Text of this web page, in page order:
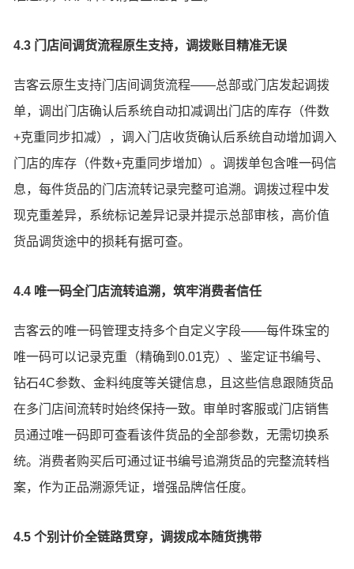
4.3 门店间调货流程原生支持，调拨账目精准无误
吉客云原生支持门店间调货流程——总部或门店发起调拨
单，调出门店确认后系统自动扣减调出门店的库存（件数
+克重同步扣减），调入门店收货确认后系统自动增加调入
门店的库存（件数+克重同步增加）。调拨单包含唯一码信
息，每件货品的门店流转记录完整可追溯。调拨过程中发
现克重差异，系统标记差异记录并提示总部审核，高价值
货品调货途中的损耗有据可查。
4.4 唯一码全门店流转追溯，筑牢消费者信任
吉客云的唯一码管理支持多个自定义字段——每件珠宝的
唯一码可以记录克重（精确到0.01克）、鉴定证书编号、
钻石4C参数、金料纯度等关键信息，且这些信息跟随货品
在多门店间流转时始终保持一致。审单时客服或门店销售
员通过唯一码即可查看该件货品的全部参数，无需切换系
统。消费者购买后可通过证书编号追溯货品的完整流转档
案，作为正品溯源凭证，增强品牌信任度。
4.5 个别计价全链路贯穿，调拨成本随货携带